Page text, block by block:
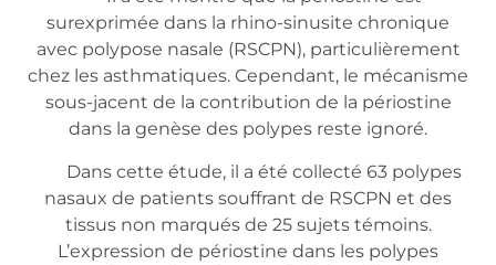
surexprimée dans la rhino-sinusite chronique
avec polypose nasale (RSCPN), particulièrement
chez les asthmatiques. Cependant, le mécanisme
sous-jacent de la contribution de la périostine
dans la genèse des polypes reste ignoré.
Dans cette étude, il a été collecté 63 polypes
nasaux de patients souffrant de RSCPN et des
tissus non marqués de 25 sujets témoins.
L’expression de périostine dans les polypes